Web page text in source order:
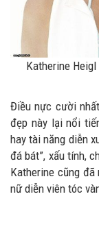
Katherine
Điều nực cười
đẹp này lại nổi
hay tài năng diễn
đá bát”, xấu tính,
Katherine cũng
nữ diễn viên tóc